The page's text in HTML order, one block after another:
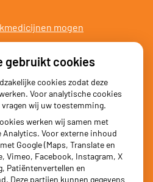
mogen
toe
vergeten ziekte meer: aantal
betekent zonder
gewichtstoename
provincie Utrecht vanwege
Nestlé: bacterie kan baby’s
gebruikt cookies
cookies zodat deze
Voor analytische cookies
wij uw toestemming.
werken wij samen met
Analytics. Voor externe inhoud
Google (Maps, Translate en
Vimeo, Facebook, Instagram, X
Patiëntenvertellen en
Deze partijen kunnen gegevens